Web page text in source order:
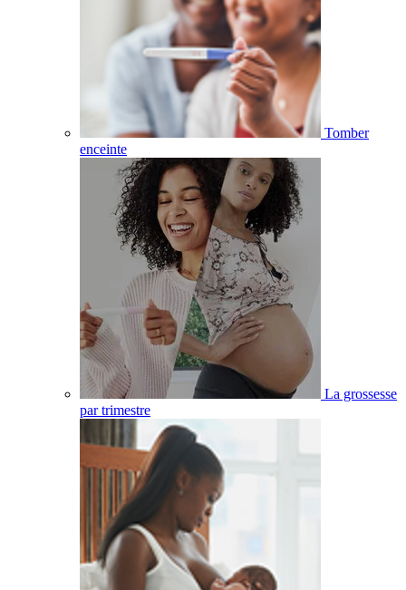
Tomber
enceinte
La grossesse
par trimestre